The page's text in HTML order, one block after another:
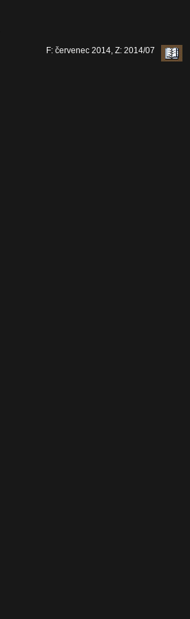
F: červenec 2014, Z: 2014/07